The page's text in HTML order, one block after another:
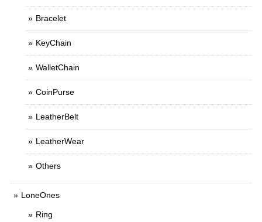
Bracelet
KeyChain
WalletChain
CoinPurse
LeatherBelt
LeatherWear
Others
LoneOnes
Ring